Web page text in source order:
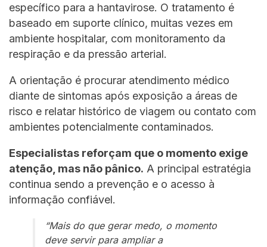
específico para a hantavirose. O tratamento é
baseado em suporte clínico, muitas vezes em
ambiente hospitalar, com monitoramento da
respiração e da pressão arterial.
A orientação é procurar atendimento médico
diante de sintomas após exposição a áreas de
risco e relatar histórico de viagem ou contato com
ambientes potencialmente contaminados.
Especialistas reforçam que o momento exige
atenção, mas não pânico. A principal estratégia
continua sendo a prevenção e o acesso à
informação confiável.
“Mais do que gerar medo, o momento
deve servir para ampliar a